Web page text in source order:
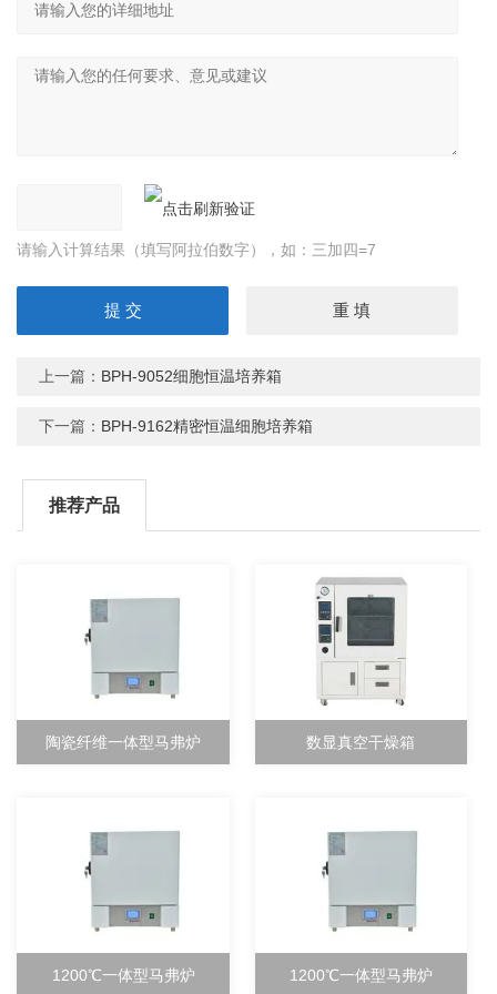
请输入计算结果（填写阿拉伯数字），如：三加四=7
上一篇： BPH-9052细胞恒温培养箱
下一篇： BPH-9162精密恒温细胞培养箱
推荐产品
陶瓷纤维一体型马弗炉 数显真空干燥箱
1200℃一体型马弗炉 1200℃一体型马弗炉